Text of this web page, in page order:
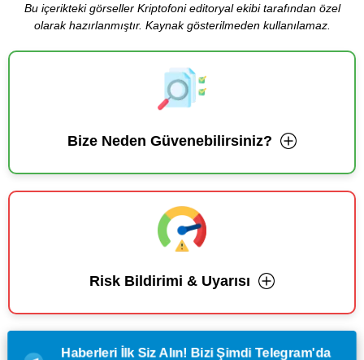
Bu içerikteki görseller Kriptofoni editoryal ekibi tarafından özel
olarak hazırlanmıştır. Kaynak gösterilmeden kullanılamaz.
Bize Neden Güvenebilirsiniz?
Risk Bildirimi & Uyarısı
Haberleri İlk Siz Alın! Bizi Şimdi Telegram'da